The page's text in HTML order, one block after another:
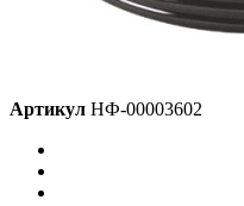
Артикул НФ-00003602